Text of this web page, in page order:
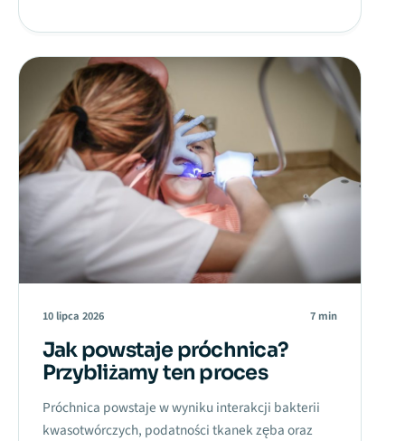
10 lipca 2026 7 min
Jak powstaje próchnica?
Przybliżamy ten proces
Próchnica powstaje w wyniku interakcji bakterii
kwasotwórczych, podatności tkanek zęba oraz